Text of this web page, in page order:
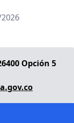
Opción 5